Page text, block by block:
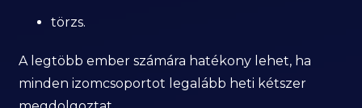
törzs.
A legtöbb ember számára hatékony lehet, ha
minden izomcsoportot legalább heti kétszer